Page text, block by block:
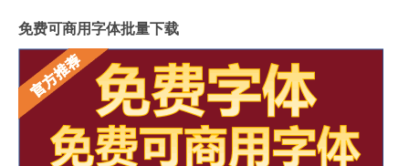
免费可商用字体批量下载